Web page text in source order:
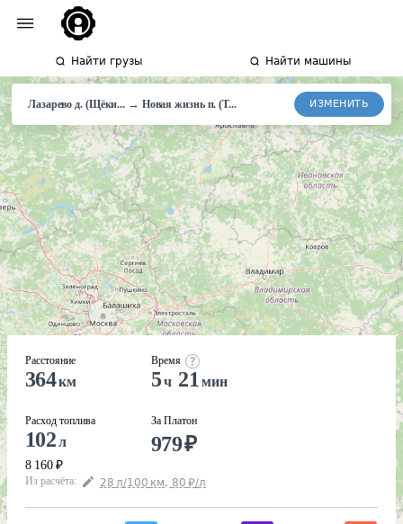
Найти грузы Найти машины
Лазарево д. (Щёки... → Новая жизнь п. (Т... ИЗМЕНИТЬ
Расстояние
364км
Расход топлива
102л
8 160 ₽
Время
5 ч 21 мин
За Платон
979₽
Из расчёта: 28 л/100 км, 80 ₽/л